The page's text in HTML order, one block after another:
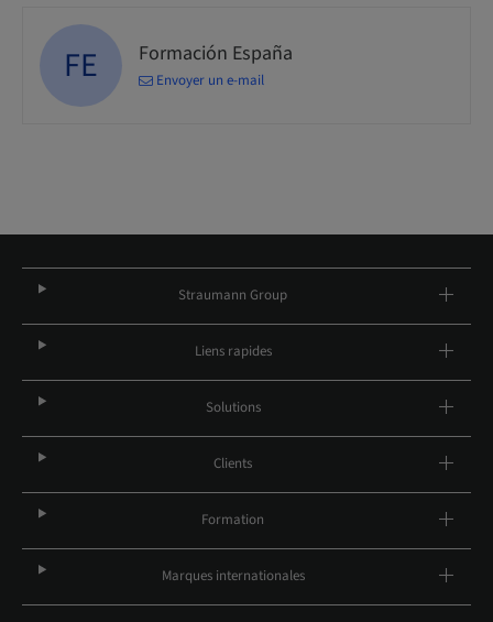
FE Formación España
Envoyer un e-mail
Straumann Group
Liens rapides
Solutions
Clients
Formation
Marques internationales